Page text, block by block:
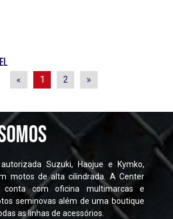
« 1 2 »
Suzuki, Haojue e Kymko,
motos de alta cilindrada. A Center
conta com oficina multimarcas e
seminovas além de uma boutique
as linhas de acessórios.